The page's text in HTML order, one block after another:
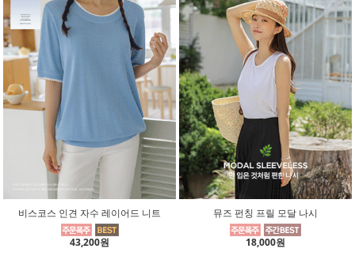
비스코스 인견 자수 레이어드 니트
43,200원
뮤즈 펀칭 프릴 모달 나시
18,000원